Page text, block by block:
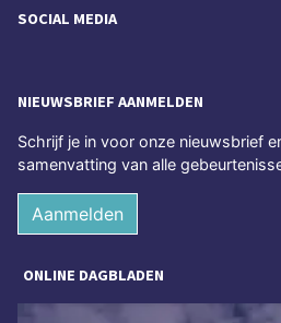
SOCIAL MEDIA
NIEUWSBRIEF AANMELDEN
Schrijf je in voor onze nieuwsbrief
samenvatting van alle
Aanmelden
ONLINE DAGBLADEN